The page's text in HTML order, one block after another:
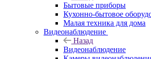
Бытовые приборы
Кухонно-бытовое
Малая техника для дома
Видеонаблюдение
Назад
Видеонаблюдение